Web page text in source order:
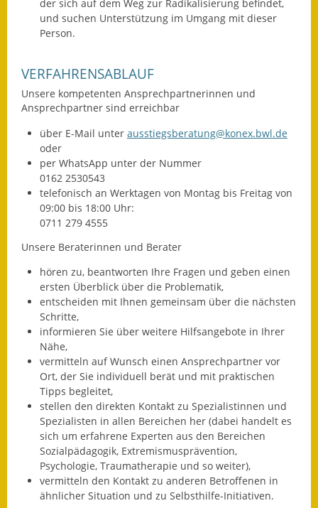
Fundbehörde
Sitzungsberichte 2016
Gemeindeverwaltung
Haushalt & Finanzen
Eröffnungsbilanz
Getrennte
Abwassergebühr
Grundsteuerreform
Haushaltspläne
Jahresabschlüsse
Wasserversorgung
der sich auf dem Weg zur Radikalisierung befindet,
und suchen Unterstützung im Umgang mit dieser
Person.
VERFAHRENSABLAUF
Unsere kompetenten Ansprechpartnerinnen und
Ansprechpartner sind erreichbar
über E-Mail unter ausstiegsberatung@konex.bwl.de
oder
per WhatsApp unter der Nummer
0162 2530543
telefonisch an Werktagen von Montag bis Freitag von
09:00 bis 18:00 Uhr:
0711 279 4555
Unsere Beraterinnen und Berater
hören zu, beantworten Ihre Fragen und geben einen
ersten Überblick über die Problematik,
entscheiden mit Ihnen gemeinsam über die nächsten
Schritte,
informieren Sie über weitere Hilfsangebote in Ihrer
Nähe,
vermitteln auf Wunsch einen Ansprechpartner vor
Ort, der Sie individuell berät und mit praktischen
Tipps begleitet,
stellen den direkten Kontakt zu Spezialistinnen und
Spezialisten in allen Bereichen her(dabei handelt es
sich um erfahrene Experten aus den Bereichen
Sozialpädagogik, Extremismusprävention,
Psychologie, Traumatherapie und so weiter),
vermitteln den Kontakt zu anderen Betroffenen in
ähnlicher Situation und zu Selbsthilfe-Initiativen.